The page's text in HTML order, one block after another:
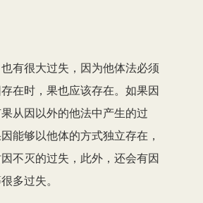
有很大过失，因为他体法必须
在时，果也应该存在。如果因
从因以外的他法中产生的过
能够以他体的方式独立存在，
不灭的过失，此外，还会有因
多过失。